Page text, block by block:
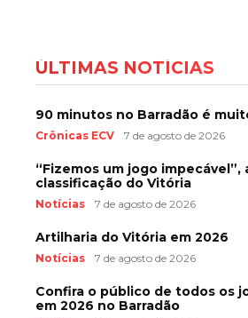
ÚLTIMAS NOTÍCIAS
90 minutos no Barradão é
Crônicas ECV 7 de agosto de 2026
“Fizemos um jogo impecável”,
classificação do Vitória
Notícias 7 de agosto de 2026
Artilharia do Vitória em 2026
Notícias 7 de agosto de 2026
Confira o público de todos os
em 2026 no Barradão